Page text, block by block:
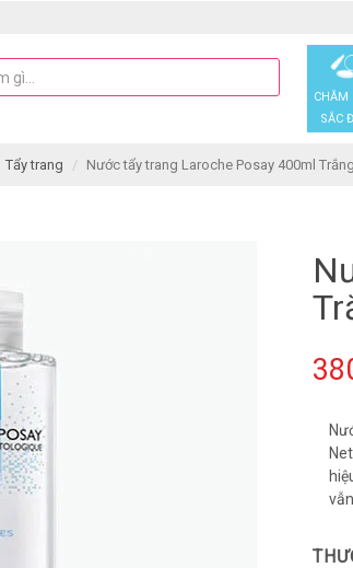
CHĂM
SẮC
Tẩy trang Nước tẩy trang Laroche Posay 400ml